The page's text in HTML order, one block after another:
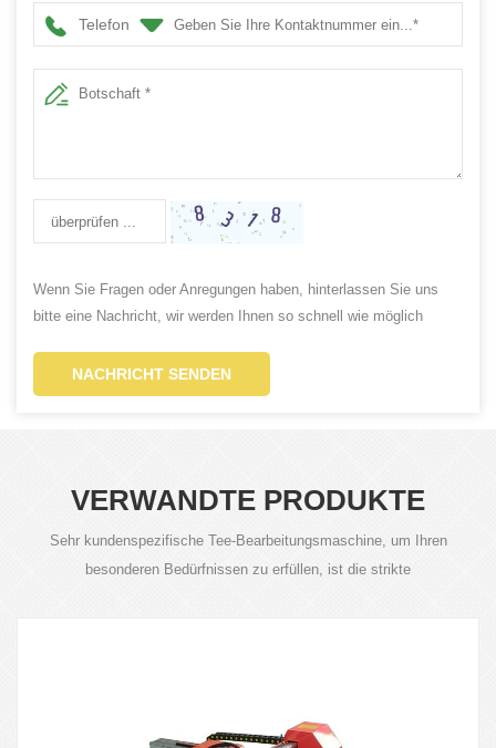
Telefon
Wenn Sie Fragen oder Anregungen haben, hinterlassen Sie uns
bitte eine Nachricht, wir werden Ihnen so schnell wie möglich
NACHRICHT SENDEN
VERWANDTE PRODUKTE
Sehr kundenspezifische Tee-Bearbeitungsmaschine, um Ihren
besonderen Bedürfnissen zu erfüllen, ist die strikte